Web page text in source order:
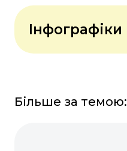
Інфографіки
Більше за темою: